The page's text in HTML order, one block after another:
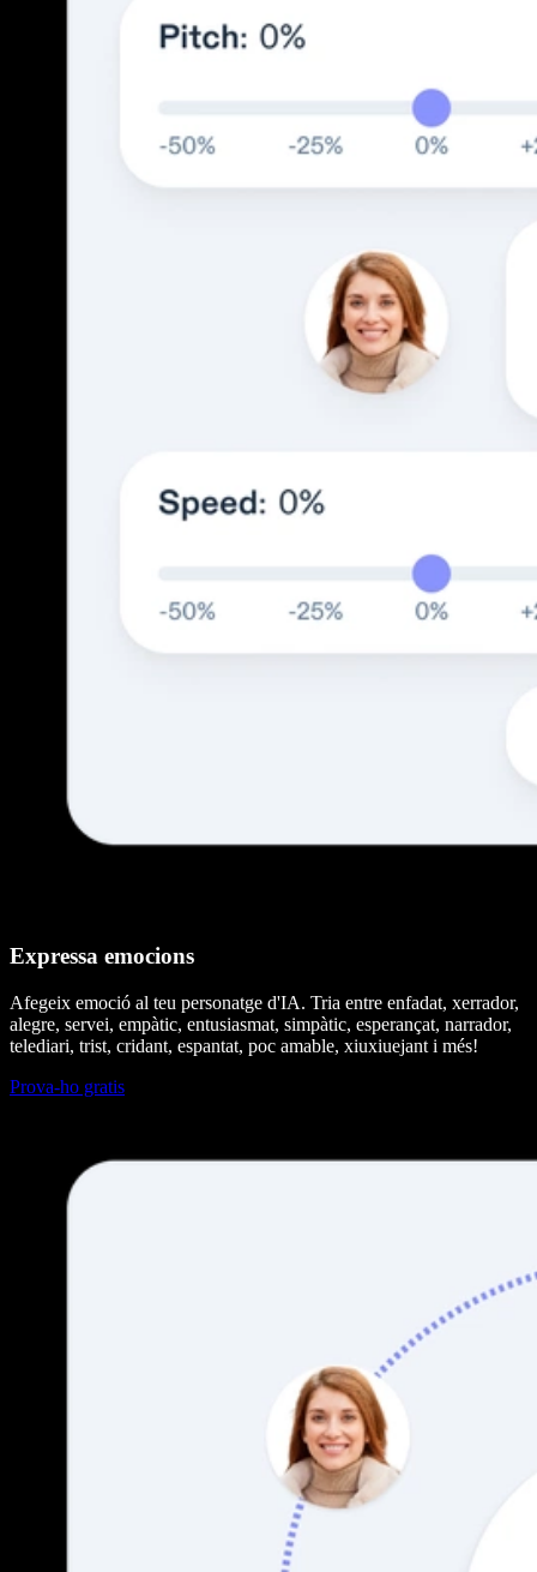
Expressa emocions
Afegeix emoció al teu personatge d'IA. Tria entre enfadat, xerrador,
alegre, servei, empàtic, entusiasmat, simpàtic, esperançat, narrador,
telediari, trist, cridant, espantat, poc amable, xiuxiuejant i més!
Prova-ho gratis